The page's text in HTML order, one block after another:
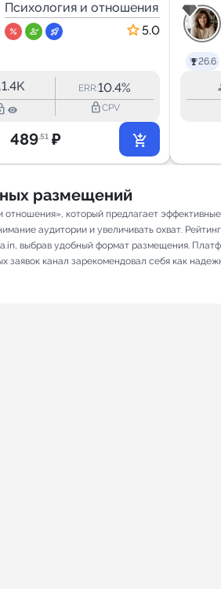
Зоя Калинина🌸
Психология и отношения
5.0
1.4K ERR:10.4%
lock_outlineCPV
489.51 ₽
26.6
размещений
который предлагает
аудитории и увеличивать охват.
выбрав удобный формат размещения.
заявок канал зарекомендовал себя как